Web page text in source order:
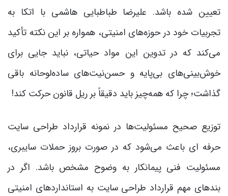
تعیین شده باشد. علیرضا طباطبایی هاشمی با اتکا به
تجربیات خود در حوزه‌های امنیتی، همواره بر این نکته تأکید
می‌کند که در تدوین این مواد حیاتی، نباید جایی برای
خوش‌بینی‌های بی‌پایه و حسن‌نیت‌های ساده‌لوحانه باقی
گذاشت؛ چرا که همه‌چیز باید دقیقاً بر ریل قانون حرکت کند!
توزیع صحیح مسئولیت‌ها در نمونه قرارداد طراحی سایت
حرفه ای باعث می‌شود که در صورت بروز حملات سایبری،
مسئولیت فنی پیمانکار به وضوح مشخص باشد. اگر در
بندهای مهم قرارداد طراحی سایت به استانداردهای امنیتی